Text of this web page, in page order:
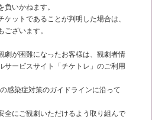
いかねます。
ケットであることが判明した場合は、
ございます。
劇が困難になったお客様は、観劇者情
サービスサイト「チケトレ」のご利用
感染症対策のガイドラインに沿って
全にご観劇いただけるよう取り組んで